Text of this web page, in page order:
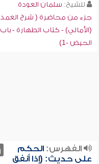
للشيخ: سلمان العودة
جزء من محاضرة ( شرح
(الأمالي) - كتاب الطهارة - باب
الحيض -1)
الفهرس:الحكم
على حديث: (إذا أنفق